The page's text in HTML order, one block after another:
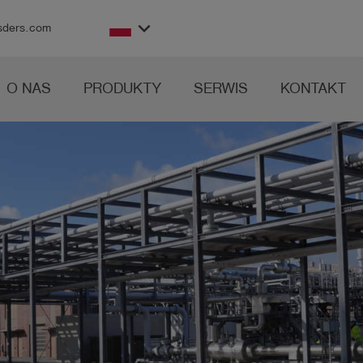
keyboard_arrow_down
O NAS PRODUKTY SERWIS KONTAKT